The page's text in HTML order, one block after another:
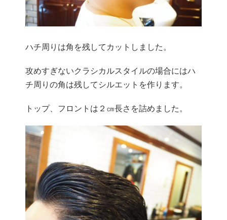
ハチ周りは角を残してカットしました。
攻めすぎないクラシカルスタイルの場合にはハ
チ周りの角は残して シルエットを作ります。
トップ、フロントは２㎝長さを詰めました。